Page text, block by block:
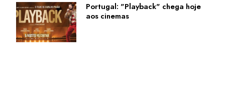
Portugal: "Playback" chega hoje
aos cinemas